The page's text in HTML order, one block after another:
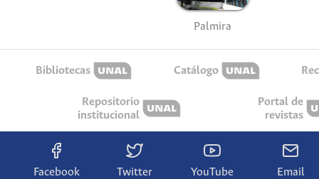
Palmira
Bibliotecas Catálogo
Repositorio
institucional
Portal de
revistas
Facebook Twitter YouTube Email